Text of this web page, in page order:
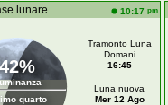
lunare 10:17 pm
42%
quarto
Tramonto Luna
Domani
16:45
Luna nuova
Mer 12 Ago